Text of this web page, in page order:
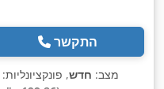
התקשר
מצב: חדש, פונקציונליות: